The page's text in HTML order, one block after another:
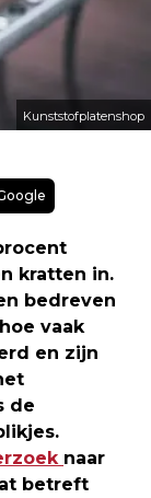
Kunststofplatenshop
kratten in.
bedreven
vaak
en zijn
de
naar
betreft